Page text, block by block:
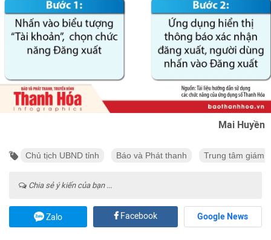
Mai Huyền
Chủ tịch UBND tỉnh Báo và Phát thanh Trung tâm giám
Chia sẻ ý kiến của bạn ...
Zalo Facebook Google News